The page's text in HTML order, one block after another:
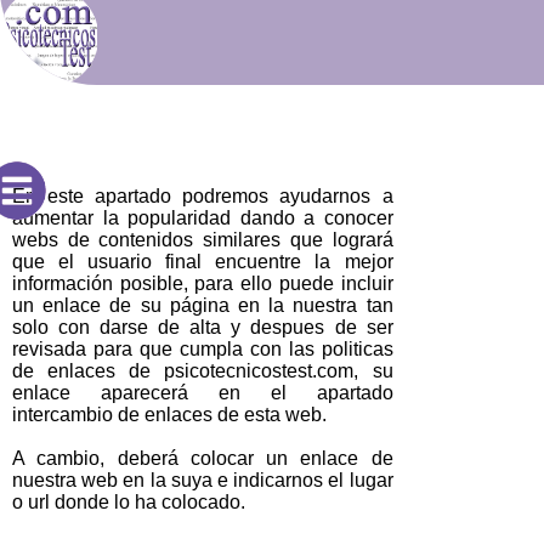
En este apartado podremos ayudarnos a
aumentar la popularidad dando a conocer
webs de contenidos similares que logrará
que el usuario final encuentre la mejor
información posible, para ello puede incluir
un enlace de su página en la nuestra tan
solo con darse de alta y despues de ser
revisada para que cumpla con las politicas
de enlaces de psicotecnicostest.com, su
enlace aparecerá en el apartado
intercambio de enlaces de esta web.
A cambio, deberá colocar un enlace de
nuestra web en la suya e indicarnos el lugar
o url donde lo ha colocado.